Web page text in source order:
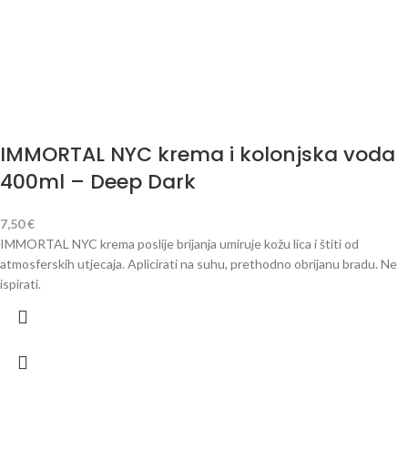
IMMORTAL NYC krema i kolonjska voda
400ml – Deep Dark
7,50€
IMMORTAL NYC krema poslije brijanja umiruje kožu lica i štiti od
atmosferskih utjecaja. Aplicirati na suhu, prethodno obrijanu bradu. Ne
ispirati.